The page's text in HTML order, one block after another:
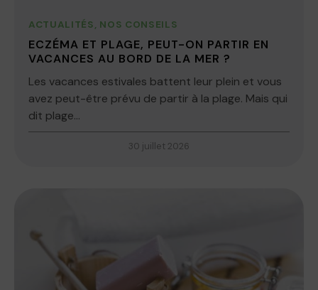
ACTUALITÉS, NOS CONSEILS
ECZÉMA ET PLAGE, PEUT-ON PARTIR EN
VACANCES AU BORD DE LA MER ?
Les vacances estivales battent leur plein et vous
avez peut-être prévu de partir à la plage. Mais qui
dit plage...
30 juillet 2026